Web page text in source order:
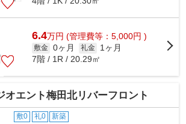
6.4万円 (管理費等：5,000円 )
敷金 0ヶ月 礼金
1ヶ月
7階 / 1R / 20.29㎡
オエント梅田北リバーフロント
敷0 礼0 新築